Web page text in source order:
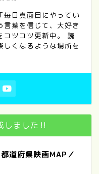
毎日真面目にやってい
言葉を信じて、大好き
コツコツ更新中。 読
くなるような場所を
しました‼
道府県映画MAP／